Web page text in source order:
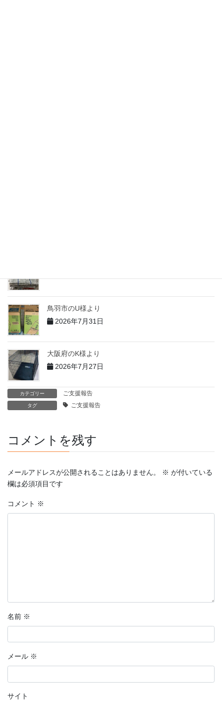
鳥羽市のU様より
2026年7月31日
大阪府のK様より
2026年7月27日
カテゴリー ご支援報告
タグ ご支援報告
コメントを残す
メールアドレスが公開されることはありません。 ※ が付いている
欄は必須項目です
コメント ※
名前 ※
メール ※
サイト